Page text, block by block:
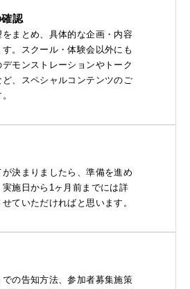
認
をまとめ、具体的な企画・内容
。スクール・体験会以外にも
モンストレーションやトーク
ど、スペシャルコンテンツのご
決まりましたら、準備を進め
施日から1ヶ月前までには詳
ていただければと思います。
での告知方法、参加者募集施策